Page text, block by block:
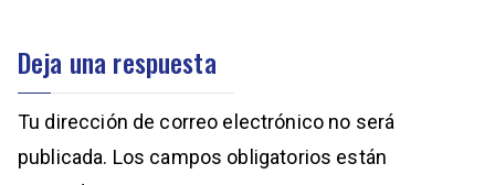
Deja una respuesta
Tu dirección de correo electrónico no será
publicada. Los campos obligatorios están